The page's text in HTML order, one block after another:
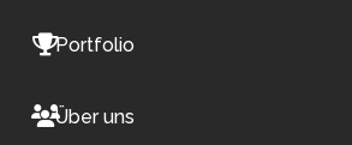
Portfolio
Über uns